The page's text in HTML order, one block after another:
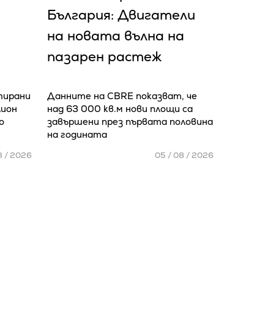
/ 2026
България: Двигатели
на новата вълна на
пазарен растеж
Данните на CBRE показват, че
над 63 000 кв.м нови площи са
завършени през първата половина
на годината
05 / 08 / 2026